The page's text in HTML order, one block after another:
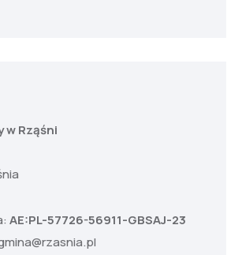
w Rząśni
AE:PL-57726-56911-GBSAJ-23